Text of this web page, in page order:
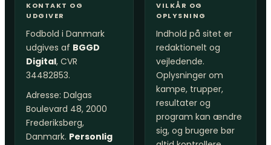
KONTAKT OG
UDGIVER
Fodbold i Danmark
udgives af BGGD
Digital, CVR
34482853.
Adresse: Dalgas
Boulevard 48, 2000
Frederiksberg,
Danmark. Personlig
VILKÅR OG
OPLYSNING
Indhold på sitet er
redaktionelt og
vejledende.
Oplysninger om
kampe, trupper,
resultater og
program kan ændre
sig, og brugere bør